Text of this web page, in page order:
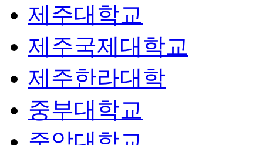
제주대학교
제주국제대학교
제주한라대학
중부대학교